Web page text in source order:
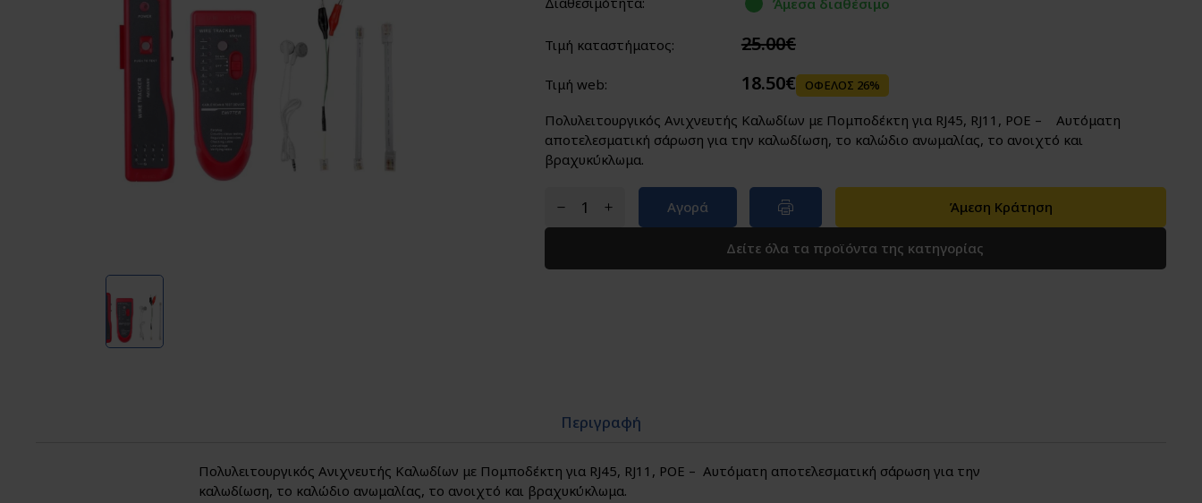
Τιμή καταστήματος: 25.00€
Τιμή web: 18.50€ ΟΦΕΛΟΣ 26%
Πολυλειτουργικός Ανιχνευτής Καλωδίων με Πομποδέκτη για RJ45, RJ11, POE – Αυτόματη
αποτελεσματική σάρωση για την καλωδίωση, το καλώδιο ανωμαλίας, το ανοιχτό και
βραχυκύκλωμα.
Αγορά Άμεση Κράτηση
Δείτε όλα τα προϊόντα της κατηγορίας
Περιγραφή
Πολυλειτουργικός Ανιχνευτής Καλωδίων με Πομποδέκτη για RJ45, RJ11, POE – Αυτόματη αποτελεσματική σάρωση για την
καλωδίωση, το καλώδιο ανωμαλίας, το ανοιχτό και βραχυκύκλωμα.